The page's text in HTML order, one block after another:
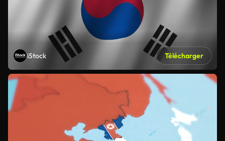
iStock Télécharger